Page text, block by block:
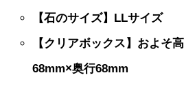
【石のサイズ】LLサイズ
【クリアボックス】およそ
68mm×奥行68mm